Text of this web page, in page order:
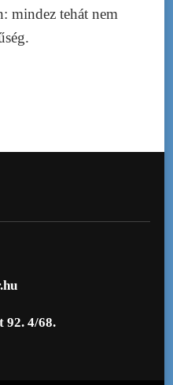
mindez tehát nem
92. 4/68.